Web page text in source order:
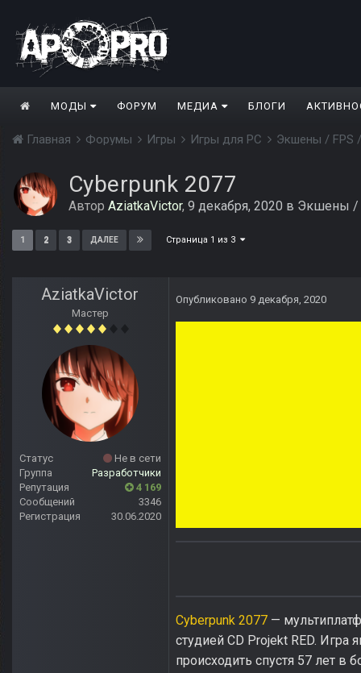
МОДЫ ФОРУМ МЕДИА БЛОГИ
Главная Форумы Игры Игры для PC Экшены / FPS
Cyberpunk 2077
Автор AziatkaVictor, 9 декабря, 2020 в Экшены /
1 2 3 ДАЛЕЕ Страница 1 из 3
AziatkaVictor
Мастер
Статус
Не в сети
Группа
Разработчики
Репутация
4 169
Сообщений
3346
Регистрация
30.06.2020
Опубликовано 9 декабря, 2020
Cyberpunk 2077 —
студией CD Projekt RED.
происходить спустя 57 лет